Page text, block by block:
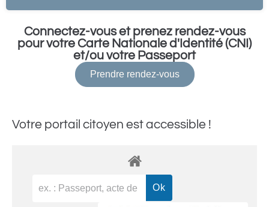
Connectez-vous et prenez rendez-vous
pour votre Carte Nationale d'Identité (CNI)
et/ou votre Passeport
Prendre rendez-vous
Votre portail citoyen est accessible !